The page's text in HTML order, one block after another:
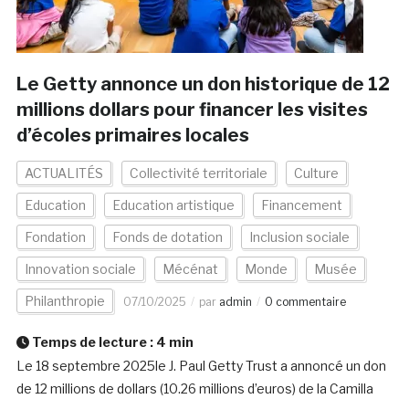
Le Getty annonce un don historique de 12
millions dollars pour financer les visites
d’écoles primaires locales
ACTUALITÉS Collectivité territoriale Culture
Education Education artistique Financement
Fondation Fonds de dotation Inclusion sociale
Innovation sociale Mécénat Monde Musée
Philanthropie 07/10/2025 par admin 0 commentaire
Temps de lecture : 4 min
Le 18 septembre 2025le J. Paul Getty Trust a annoncé un don
de 12 millions de dollars (10.26 millions d’euros) de la Camilla